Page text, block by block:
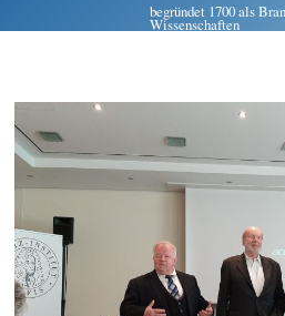
begründet 1700 als
Wissenschaften